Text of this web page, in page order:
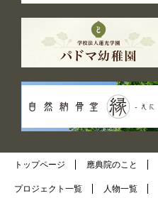
トップページ 應典院のこと
プロジェクト一覧 人物一覧